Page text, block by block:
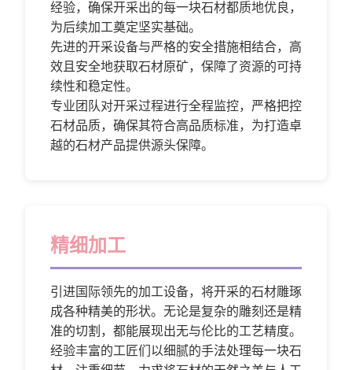
经验，确保开采出的每一块石材都质地优良，
为后续加工奠定坚实基础。
先进的开采设备与严格的安全措施相结合，高
效且安全地获取石材原矿，保障了资源的可持
续性和稳定性。
专业团队对开采过程进行全程监控，严格把控
石材品质，确保其符合高品质标准，为打造卓
越的石材产品提供源头保障。
精细加工
引进国际领先的加工设备，将开采的石材雕琢
成各种精美的形状。无论是复杂的雕刻还是精
准的切割，都能展现出无与伦比的工艺精度。
经验丰富的工匠们以细腻的手法处理每一块石